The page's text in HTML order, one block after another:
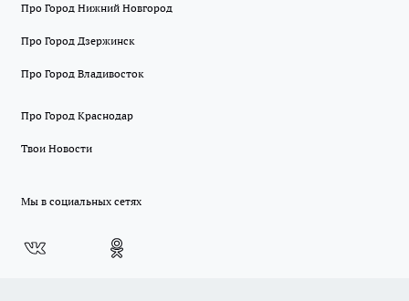
Про Город Нижний Новгород
Про Город Дзержинск
Про Город Владивосток
Про Город Краснодар
Твои Новости
Мы в социальных сетях